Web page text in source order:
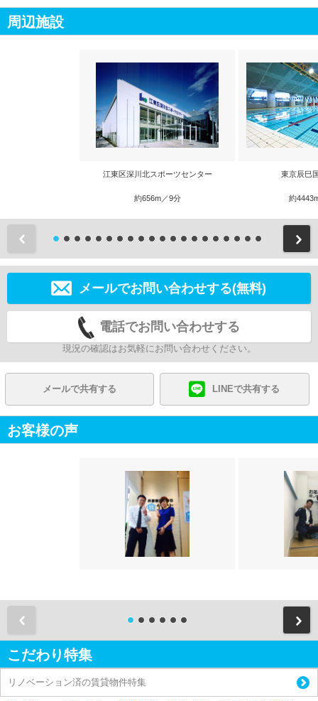
周辺施設
江東区深川北スポーツセンター
約656m／9分
東京辰巳
約
メールでお問い合わせする(無料)
電話でお問い合わせする
現況の確認はお気軽にお問い合わせください。
メールで共有する LINEで共有する
お客様の声
こだわり特集
リノベーション済の賃貸物件特集